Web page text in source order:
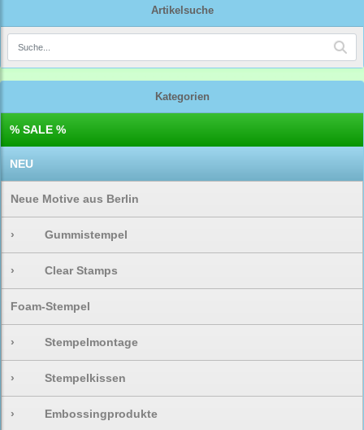
Artikelsuche
Kategorien
% SALE %
NEU
Neue Motive aus Berlin
› Gummistempel
› Clear Stamps
Foam-Stempel
› Stempelmontage
› Stempelkissen
› Embossingprodukte